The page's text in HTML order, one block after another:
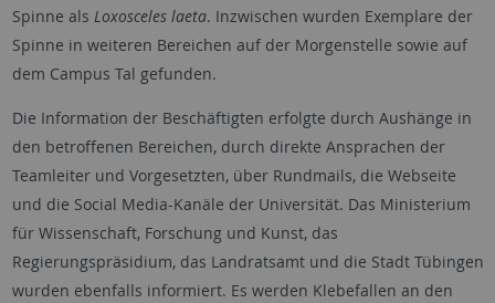
Spinne als Loxosceles laeta. Inzwischen wurden Exemplare der
Spinne in weiteren Bereichen auf der Morgenstelle sowie auf
dem Campus Tal gefunden.
Die Information der Beschäftigten erfolgte durch Aushänge in
den betroffenen Bereichen, durch direkte Ansprachen der
Teamleiter und Vorgesetzten, über Rundmails, die Webseite
und die Social Media-Kanäle der Universität. Das Ministerium
für Wissenschaft, Forschung und Kunst, das
Regierungspräsidium, das Landratsamt und die Stadt Tübingen
wurden ebenfalls informiert. Es werden Klebefallen an den